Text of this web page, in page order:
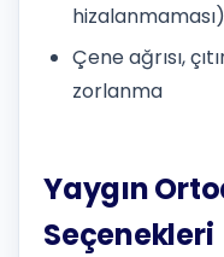
hizalanmaması)
Çene ağrısı,
zorlanma
Yaygın
Seçenekleri